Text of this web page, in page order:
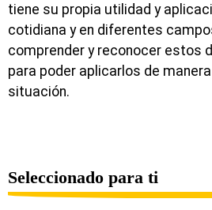
tiene su propia utilidad y
cotidiana y en diferentes
comprender y reconocer estos
para poder aplicarlos de
situación.
Seleccionado para ti